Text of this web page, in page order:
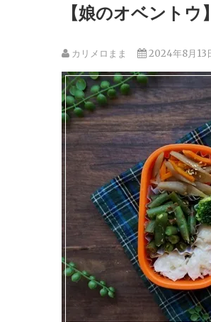
【娘のオベント
カリメロまま 2024年8月13